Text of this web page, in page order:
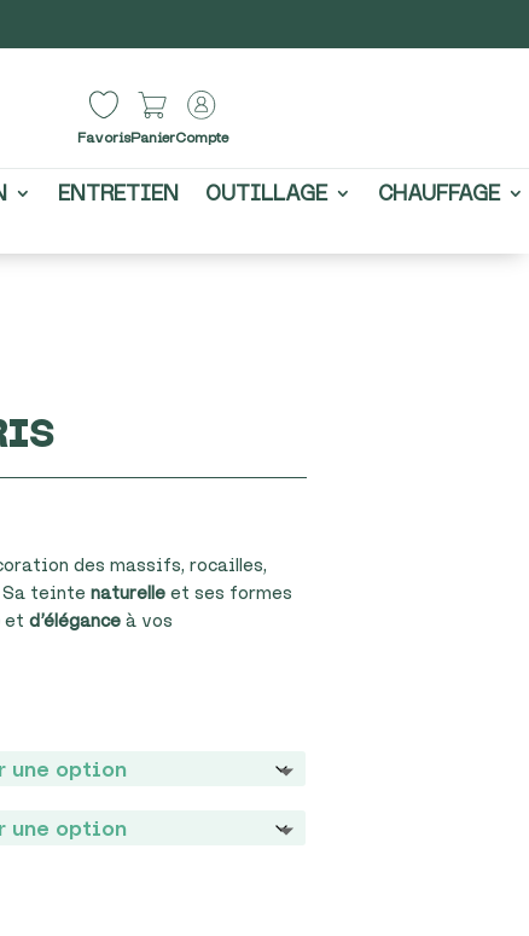
FavorisPanierCompte
ENTRETIEN OUTILLAGE
CHAUFFAGE
des massifs, rocailles,
Sa teintenaturelle et ses formes
etd’élégance à vos